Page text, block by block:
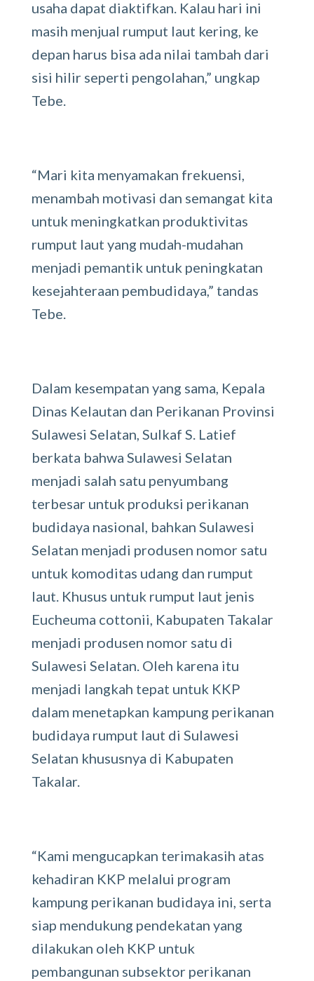
usaha dapat diaktifkan. Kalau hari ini
masih menjual rumput laut kering, ke
depan harus bisa ada nilai tambah dari
sisi hilir seperti pengolahan,” ungkap
Tebe.
“Mari kita menyamakan frekuensi,
menambah motivasi dan semangat kita
untuk meningkatkan produktivitas
rumput laut yang mudah-mudahan
menjadi pemantik untuk peningkatan
kesejahteraan pembudidaya,” tandas
Tebe.
Dalam kesempatan yang sama, Kepala
Dinas Kelautan dan Perikanan Provinsi
Sulawesi Selatan, Sulkaf S. Latief
berkata bahwa Sulawesi Selatan
menjadi salah satu penyumbang
terbesar untuk produksi perikanan
budidaya nasional, bahkan Sulawesi
Selatan menjadi produsen nomor satu
untuk komoditas udang dan rumput
laut. Khusus untuk rumput laut jenis
Eucheuma cottonii, Kabupaten Takalar
menjadi produsen nomor satu di
Sulawesi Selatan. Oleh karena itu
menjadi langkah tepat untuk KKP
dalam menetapkan kampung perikanan
budidaya rumput laut di Sulawesi
Selatan khususnya di Kabupaten
Takalar.
“Kami mengucapkan terimakasih atas
kehadiran KKP melalui program
kampung perikanan budidaya ini, serta
siap mendukung pendekatan yang
dilakukan oleh KKP untuk
pembangunan subsektor perikanan